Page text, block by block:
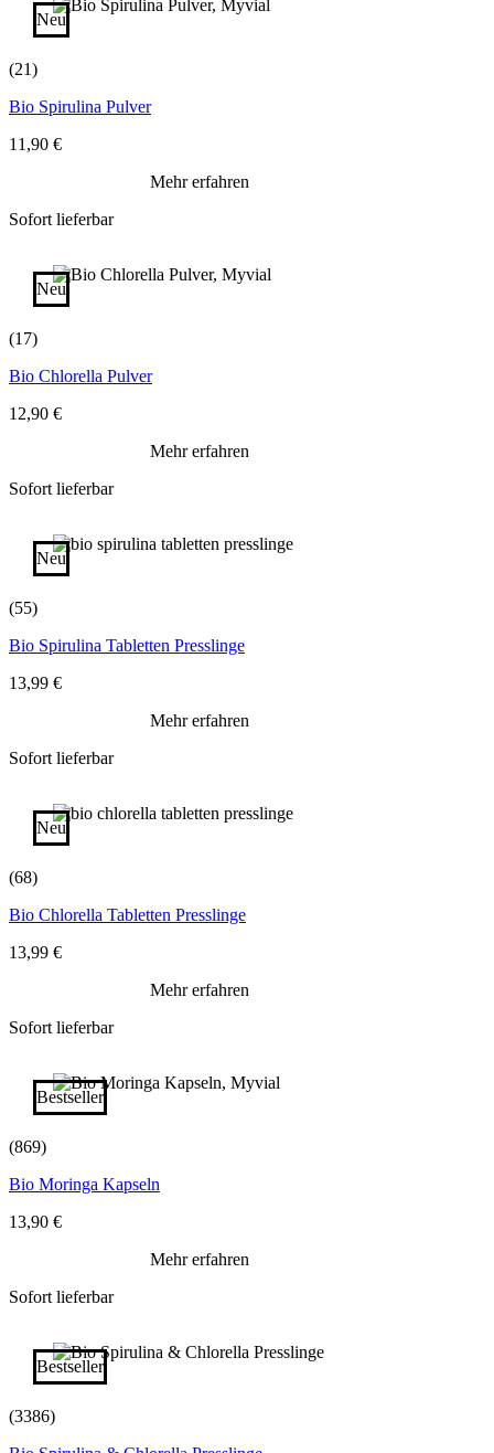
(21)
Bio Spirulina Pulver
11,90 €
Mehr erfahren
Sofort lieferbar
Neu
(17)
Bio Chlorella Pulver
12,90 €
Mehr erfahren
Sofort lieferbar
Neu
(55)
Bio Spirulina Tabletten Presslinge
13,99 €
Mehr erfahren
Sofort lieferbar
Neu
(68)
Bio Chlorella Tabletten Presslinge
13,99 €
Mehr erfahren
Sofort lieferbar
Neu
(869)
Bio Moringa Kapseln
13,90 €
Mehr erfahren
Sofort lieferbar
Bestseller
(3386)
Bestseller